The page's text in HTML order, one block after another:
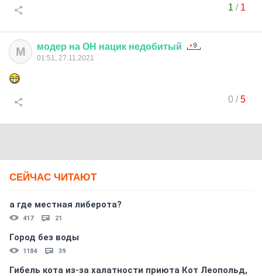
1 / 1
М модер на ОН нацик недобитый
01:51, 27.11.2021
0/5
СЕЙЧАС ЧИТАЮТ
а где местная либерота?
417 21
Город без воды
1184 39
Гибель кота из-за халатности приюта Кот Леопольд,